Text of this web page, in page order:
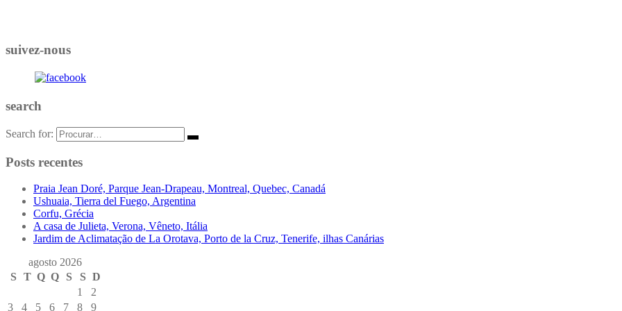
suivez-nous
search
Search for:
Posts recentes
Praia Jean Doré, Parque Jean-Drapeau, Montreal, Quebec, Canadá
Ushuaia, Tierra del Fuego, Argentina
Corfu, Grécia
A casa de Julieta, Verona, Vêneto, Itália
Jardim de Aclimatação de La Orotava, Porto de la Cruz, Tenerife, ilhas Canárias
agosto 2026
S
T Q Q S S D
1
2
3
4 5 6 7 8 9